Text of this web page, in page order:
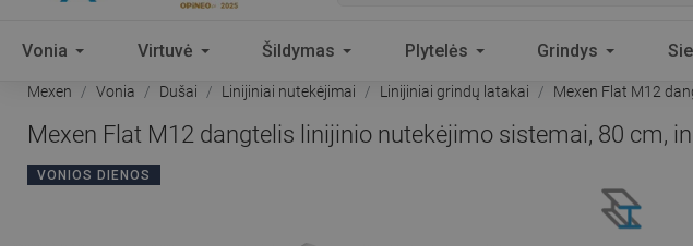
Vonia Virtuvė Šildymas Plytelės Grindys
Mexen Vonia Dušai Linijiniai nutekėjimai Linijiniai grindų latakai Mexen Flat M12
Mexen Flat M12 dangtelis linijinio nutekėjimo sistemai, 80 cm,
VONIOS DIENOS